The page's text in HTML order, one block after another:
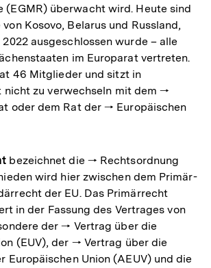
(EGMR) überwacht wird. Heute sind
Kosovo, Belarus und Russland,
2022 ausgeschlossen wurde – alle
im Europarat vertreten.
46 Mitglieder und sitzt in
nicht zu verwechseln mit dem 🠒
oder dem Rat der 🠒 Europäischen
bezeichnet die 🠒 Rechtsordnung
wird hier zwischen dem Primär-
der EU. Das Primärrecht
in der Fassung des Vertrages von
der 🠒 Vertrag über die
(EUV), der 🠒 Vertrag über die
Europäischen Union (AEUV) und die